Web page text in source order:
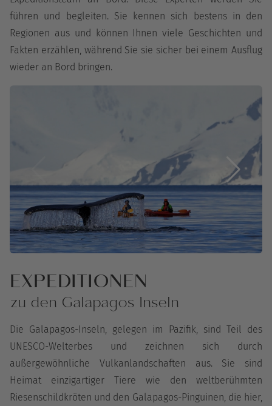
führen und begleiten. Sie kennen sich bestens in den
Regionen aus und können Ihnen viele Geschichten und
Fakten erzählen, während Sie sie sicher bei einem Ausflug
wieder an Bord bringen.
EXPEDITIONEN
zu den Galapagos Inseln
Die Galapagos-Inseln, gelegen im Pazifik, sind Teil des
UNESCO-Welterbes und zeichnen sich durch
außergewöhnliche Vulkanlandschaften aus. Sie sind
Heimat einzigartiger Tiere wie den weltberühmten
Riesenschildkröten und den Galapagos-Pinguinen, die hier,